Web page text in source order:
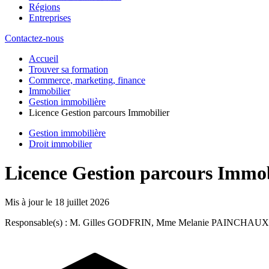
Régions
Entreprises
Contactez-nous
Accueil
Trouver sa formation
Commerce, marketing, finance
Immobilier
Gestion immobilière
Licence Gestion parcours Immobilier
Gestion immobilière
Droit immobilier
Licence Gestion parcours
Mis à jour le 18 juillet 2026
Responsable(s) : M. Gilles GODFRIN, Mme Melanie PAINCHAUX